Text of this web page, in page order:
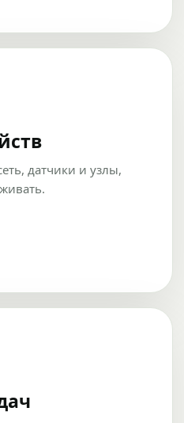
датчики и узлы,